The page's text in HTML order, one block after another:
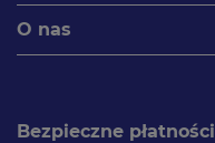
O nas
Bezpieczne płatności